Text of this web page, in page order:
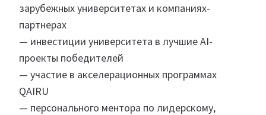
зарубежных университетах и компаниях-
партнерах
— инвестиции университета в лучшие AI-
проекты победителей
— участие в акселерационных программах
QAIRU
— персонального ментора по лидерскому,